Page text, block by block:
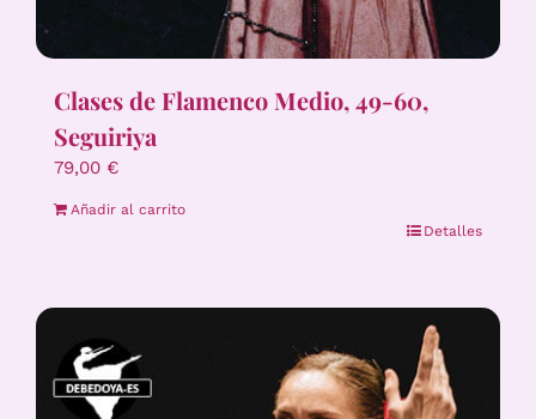
Clases de Flamenco Medio, 49-60,
Seguiriya
79,00 €
Añadir al carrito
Detalles